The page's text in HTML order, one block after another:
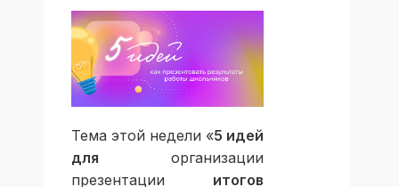
Тема этой недели «5 идей
для организации
презентации итогов